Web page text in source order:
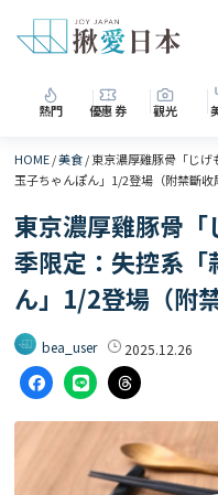
熱門 優惠券 觀光
HOME/美食/東京濃厚雞豚骨「じ
玉子ちゃんぽん」1/2登場（附禁斷收
東京濃厚雞豚骨
季限定：失控系
ん」1/2登場（附
bea_user 2025.12.26